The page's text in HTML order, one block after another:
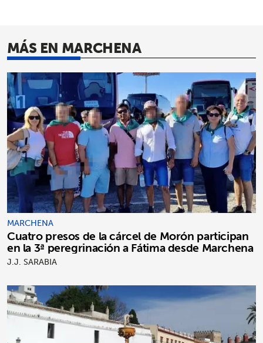
MÁS EN MARCHENA
MARCHENA
Cuatro presos de la cárcel de Morón participan
en la 3ª peregrinación a Fátima desde Marchena
J.J. SARABIA